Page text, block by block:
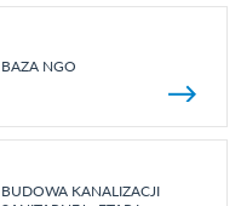
BAZA NGO
BUDOWA KANALIZACJI